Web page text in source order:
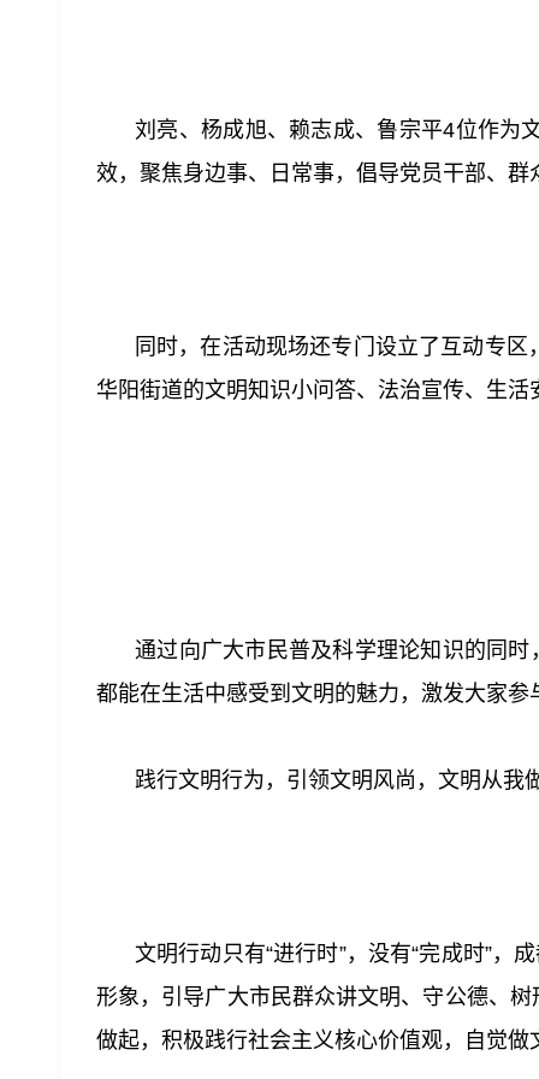
刘亮、杨成旭、赖志成、鲁宗平4位作为
效，聚焦身边事、日常事，倡导党员干部、
同时，在活动现场还专门设立了互动专
华阳街道的文明知识小问答、法治宣传、生
通过向广大市民普及科学理论知识的同
都能在生活中感受到文明的魅力，激发大家
践行文明行为，引领文明风尚，文明从我
文明行动只有“进行时”，没有“完成时”，
形象，引导广大市民群众讲文明、守公德、
做起，积极践行社会主义核心价值观，自觉